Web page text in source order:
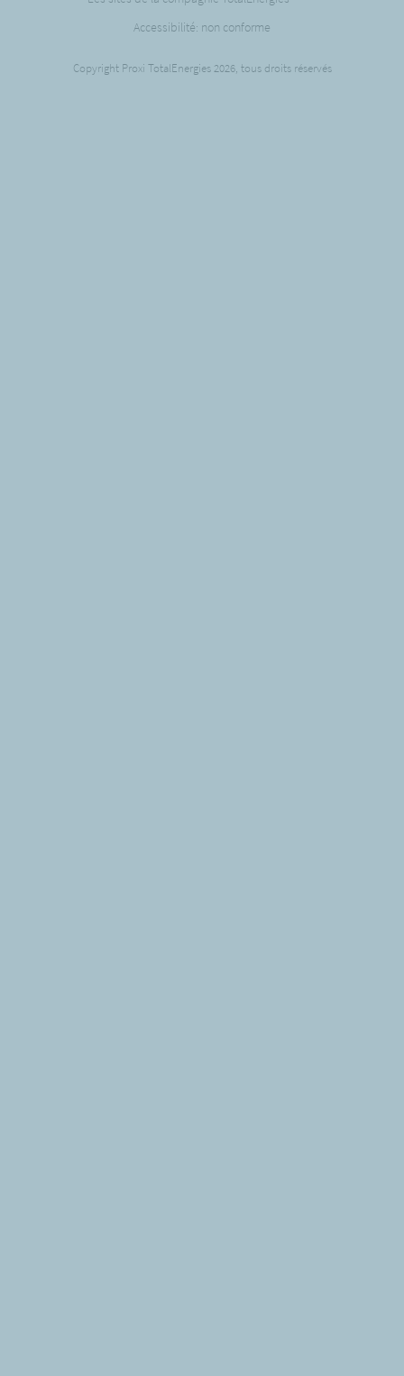
Accessibilité: non conforme
Copyright Proxi TotalEnergies 2026, tous droits réservés